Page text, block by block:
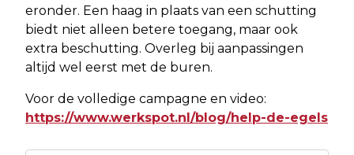
eronder. Een haag in plaats van een schutting
biedt niet alleen betere toegang, maar ook
extra beschutting. Overleg bij aanpassingen
altijd wel eerst met de buren.
Voor de volledige campagne en video:
https://www.werkspot.nl/blog/help-de-egels